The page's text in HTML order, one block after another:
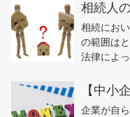
相続人
相続にお
の範囲は
法律によ
【中小
企業が自